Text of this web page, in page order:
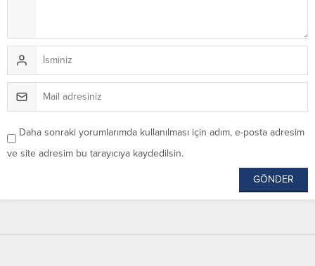
Daha sonraki yorumlarımda kullanılması için adım, e-posta adresim
ve site adresim bu tarayıcıya kaydedilsin.